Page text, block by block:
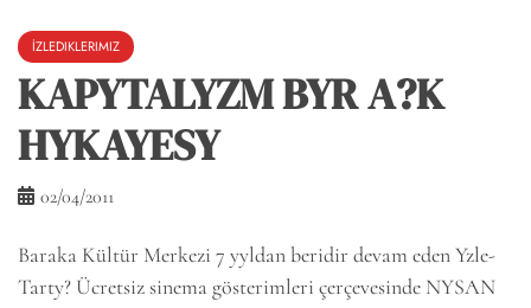
İZLEDIKLERIMIZ
KAPYTALYZM BYR A?K
HYKAYESY
02/04/2011
Baraka Kültür Merkezi 7 yyldan beridir devam eden Yzle-
Tarty? Ücretsiz sinema gösterimleri çerçevesinde NYSAN